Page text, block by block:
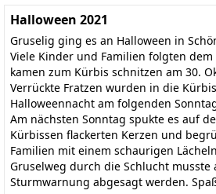
Halloween 2021
Gruselig ging es an Halloween in
Viele Kinder und Familien folgten dem
kamen zum Kürbis schnitzen am 30.
Verrückte Fratzen wurden in die
Halloweennacht am folgenden
Am nächsten Sonntag spukte es auf
Kürbissen flackerten Kerzen und
Familien mit einem schaurigen
Gruselweg durch die Schlucht
Sturmwarnung abgesagt werden.